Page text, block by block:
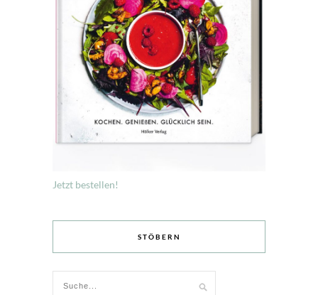
Jetzt bestellen!
STÖBERN